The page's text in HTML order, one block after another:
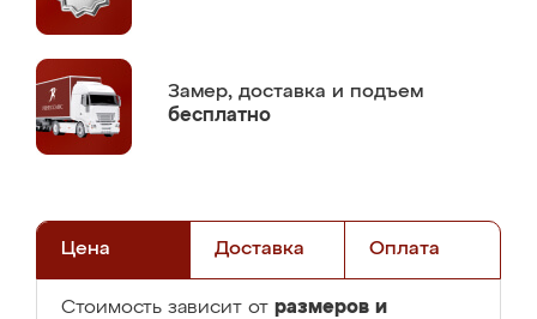
Замер, доставка и подъем
бесплатно
Цена Доставка Оплата
Стоимость зависит от размеров и